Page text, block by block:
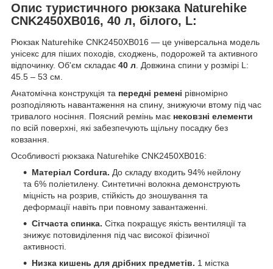
Опис туристичного рюкзака Naturehike
CNK2450XB016, 40 л, білого, L:
Рюкзак Naturehike CNK2450XB016 — це універсальна модель
унісекс для піших походів, сходжень, подорожей та активного
відпочинку. Об'єм складає 40 л. Довжина спини у розмірі L:
45.5 – 53 см.
Анатомічна конструкція та передні ремені рівномірно
розподіляють навантаження на спину, знижуючи втому під час
тривалого носіння. Поясний ремінь має нековзні елементи
по всій поверхні, які забезпечують щільну посадку без
ковзання.
Особливості рюкзака Naturehike CNK2450XB016:
Матеріал Cordura. До складу входить 94% нейлону
та 6% поліетилену. Синтетичні волокна демонструють
міцність на розрив, стійкість до зношування та
деформації навіть при повному завантаженні.
Сітчаста спинка. Сітка покращує якість вентиляції та
знижує потовиділення під час високої фізичної
активності.
Низка кишень для дрібних предметів. 1 містка